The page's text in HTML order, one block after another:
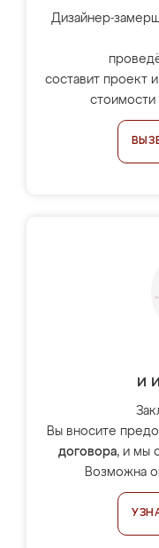
Дизайнер-
составит проект
и
Вы вносите
договора, и мы
Возможна